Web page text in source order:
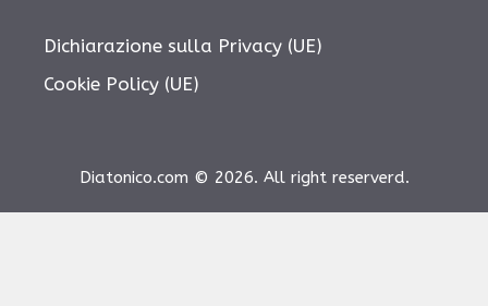
Dichiarazione sulla Privacy (UE)
Cookie Policy (UE)
Diatonico.com © 2026. All right reserverd.